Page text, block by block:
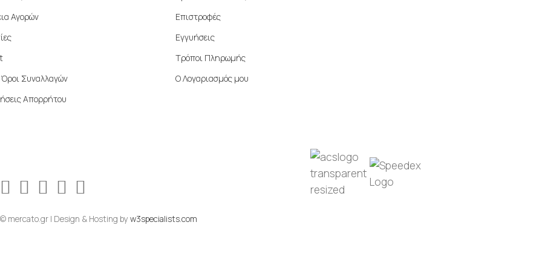
Αγορών
Όροι Συναλλαγών
Απορρήτου
Επιστροφές
Εγγυήσεις
Τρόποι Πληρωμής
Ο Λογαριασμός μου
© mercato.gr | Design & Hosting by w3specialists.com